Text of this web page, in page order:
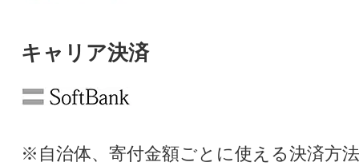
キャリア決済
※自治体、寄付金額ごとに使える決済方